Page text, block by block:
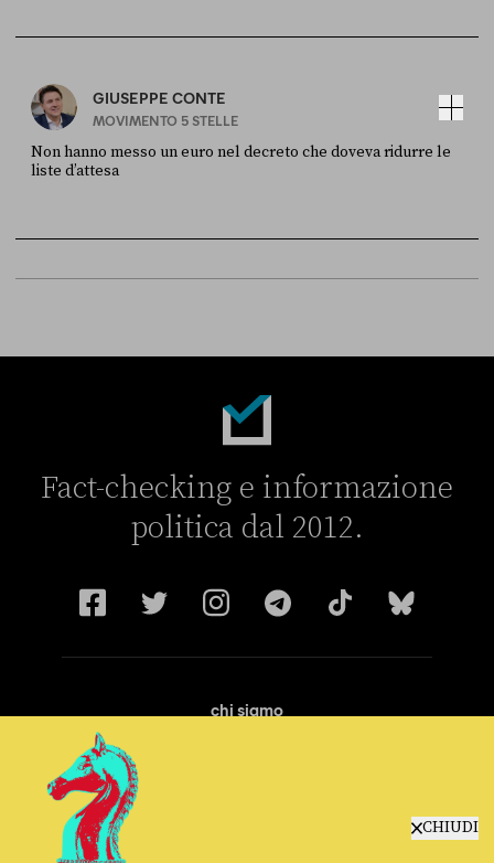
CHIUDI
GIUSEPPE CONTE
MOVIMENTO 5 STELLE
Non hanno messo un euro nel decreto che doveva ridurre le
liste d’attesa
Fact-checking e informazione
politica dal 2012.
chi siamo